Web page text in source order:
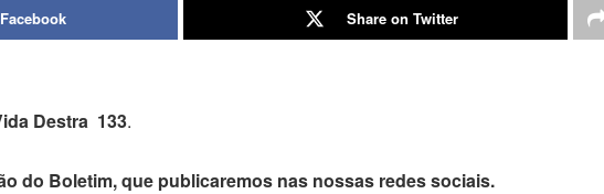
Share on Twitter
Destra 133.
do Boletim, que publicaremos nas nossas redes sociais.